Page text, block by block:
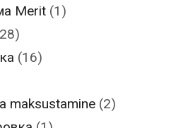
Merit (1)
(16)
maksustamine (2)